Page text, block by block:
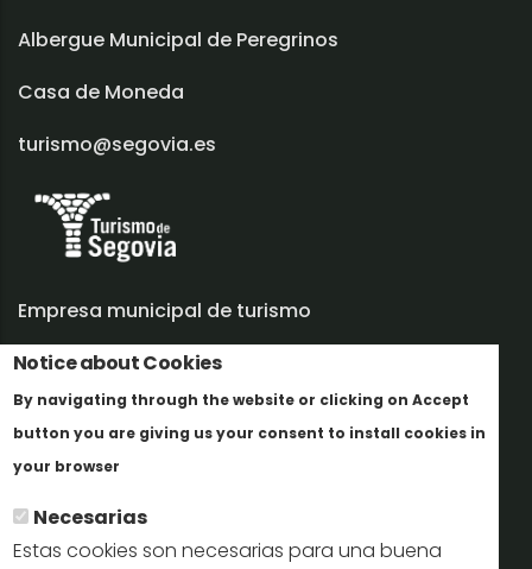
Notice about Cookies
By navigating through the website or clicking on Accept
button you are giving us your consent to install cookies in
your browser
Necesarias
Estas cookies son necesarias para una buena
Albergue Municipal de Peregrinos
Casa de Moneda
turismo@segovia.es
Empresa municipal de turismo
Trabaja con nosotros
Informes y documentación
Perfil del contratante
Oficinas de Turismo